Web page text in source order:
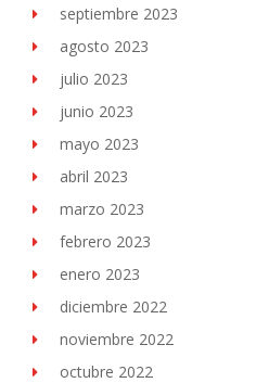
septiembre 2023
agosto 2023
julio 2023
junio 2023
mayo 2023
abril 2023
marzo 2023
febrero 2023
enero 2023
diciembre 2022
noviembre 2022
octubre 2022